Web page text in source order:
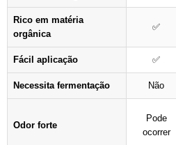
Rico em matéria
orgânica
✅
Fácil aplicação ✅
Necessita fermentação Não
Odor forte
Pode
ocorrer